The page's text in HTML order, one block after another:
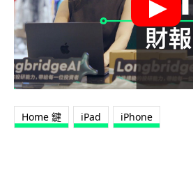
Home 鍵 iPad iPhone